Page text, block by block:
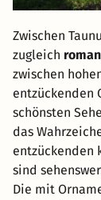
Zwischen
zugleich
zwischen
entzückenden
schönsten
das
entzückenden
sind
Die mit